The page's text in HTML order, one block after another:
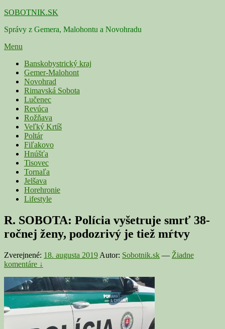
Skip
content
SOBOTNIK.SK
Správy z Gemera, Malohontu a Novohradu
Menu
Primárne
menu
Banskobystrický kraj
Gemer-Malohont
Novohrad
Rimavská Sobota
Lučenec
Revúca
Rožňava
Veľký Krtíš
Poltár
Fiľakovo
Hnúšťa
Tisovec
Tornaľa
Jelšava
Horehronie
Lifestyle
R. SOBOTA: Polícia vyšetruje smrť 38-
ročnej ženy, podozrivý je tiež mŕtvy
Zverejnené: 18. augusta 2019 Autor: Sobotnik.sk — Žiadne
komentáre ↓